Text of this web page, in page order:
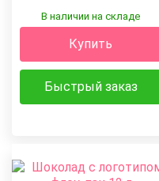
В наличии на складе
Купить
Быстрый заказ